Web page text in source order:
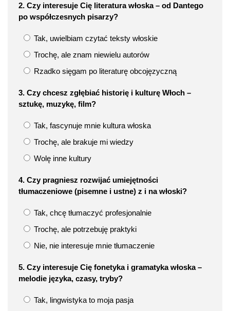
2. Czy interesuje Cię literatura włoska – od Dantego
po współczesnych pisarzy?
Tak, uwielbiam czytać teksty włoskie
Trochę, ale znam niewielu autorów
Rzadko sięgam po literaturę obcojęzyczną
3. Czy chcesz zgłębiać historię i kulturę Włoch –
sztukę, muzykę, film?
Tak, fascynuje mnie kultura włoska
Trochę, ale brakuje mi wiedzy
Wolę inne kultury
4. Czy pragniesz rozwijać umiejętności
tłumaczeniowe (pisemne i ustne) z i na włoski?
Tak, chcę tłumaczyć profesjonalnie
Trochę, ale potrzebuję praktyki
Nie, nie interesuje mnie tłumaczenie
5. Czy interesuje Cię fonetyka i gramatyka włoska –
melodie języka, czasy, tryby?
Tak, lingwistyka to moja pasja